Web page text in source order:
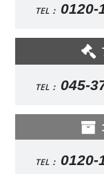
TEL： 0120-
TEL： 045-
TEL： 0120-